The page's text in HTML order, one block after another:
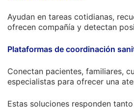
Ayudan en tareas cotidianas,
ofrecen compañía y detectan
Plataformas de coordinación
Conectan pacientes, familiares,
especialistas para ofrecer una
Estas soluciones responden